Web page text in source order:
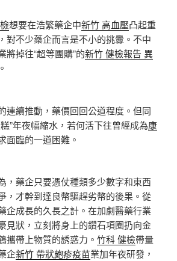
想要在浩繁藥企中新竹 高血壓凸起重
對不少藥企而言是不小的挑釁。不中
將掉往“超等團購”的新竹 健檢報告 異
續推動，藥價回回公道程度。但同
”年夜幅縮水，若何活下往曾經成為康
面臨的一道困難。
藥企只要憑仗種類多少數字和東西
，才幹到達良幣驅趕劣幣的後果。從
企成長的久長之計。在加劇醫藥行業
見狀，立刻將身上的鑽石項圈扔向金
攜帶上物質的誘惑力。 竹科 健檢帶量
企新竹 帶狀皰疹疫苗業加年夜研發，